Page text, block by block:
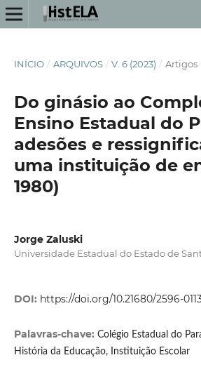
INÍCIO / ARQUIVOS / V. 6 (2023) / Artigos
Do ginásio ao
Ensino Estadual do
adesões e
uma instituição de
1980)
Jorge Zaluski
Universidade Estadual do Estado de
DOI: https://doi.org/10.21680/2596-
Palavras-chave: Colégio Estadual do
História da Educação, Instituição Escolar